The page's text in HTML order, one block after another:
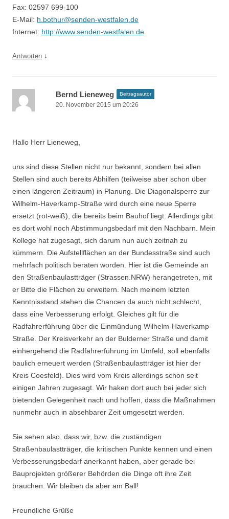
Fax: 02597 699-100
E-Mail: h.bothur@senden-westfalen.de
Internet: http://www.senden-westfalen.de
Antworten ↓
Bernd Lieneweg Beitragsautor
20. November 2015 um 20:26
Hallo Herr Lieneweg,
uns sind diese Stellen nicht nur bekannt, sondern bei allen
Stellen sind auch bereits Abhilfen (teilweise aber schon über
einen längeren Zeitraum) in Planung. Die Diagonalsperre zur
Wilhelm-Haverkamp-Straße wird durch eine neue Sperre
ersetzt (rot-weiß), die bereits beim Bauhof liegt. Allerdings gibt
es dort wohl noch Abstimmungsbedarf mit den Nachbarn. Mein
Kollege hat zugesagt, sich darum nun auch zeitnah zu
kümmern. Die Aufstellflächen an der Bundesstraße sind auch
mehrfach politisch beraten worden. Hier ist die Gemeinde an
den Straßenbaulastträger (Strassen.NRW) herangetreten, mit
er Bitte die Flächen zu erweitern. Nach meinem letzten
Kenntnisstand stehen die Chancen da auch nicht schlecht,
dass eine Verbesserung erfolgt. Gleiches gilt für die
Radfahrerführung über die Einmündung Wilhelm-Haverkamp-
Straße. Der Kreisverkehr an der Bulderner Straße und damit
einhergehend die Radfahrerführung im Umfeld, soll ebenfalls
baulich erneuert werden (Straßenbaulastträger ist hier der
Kreis Coesfeld). Dies wird vom Kreis allerdings schon seit
einigen Jahren zugesagt. Wir haken dort auch bei jeder sich
bietenden Gelegenheit nach und hoffen, dass die Maßnahmen
nunmehr auch in absehbarer Zeit umgesetzt werden.
Sie sehen also, dass wir, bzw. die zuständigen
Straßenbaulastträger, die kritischen Punkte kennen und einen
Verbesserungsbedarf anerkannt haben, aber gerade bei
Bauprojekten größerer Behörden die Dinge oft ihre Zeit
brauchen. Wir bleiben da aber am Ball!
Freundliche Grüße